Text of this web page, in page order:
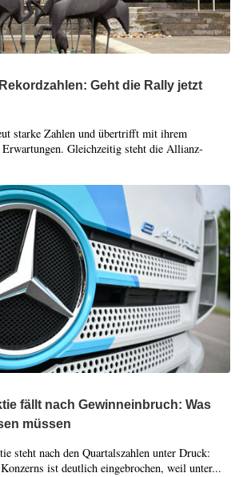
Geht die Rally jetzt
starke Zahlen und übertrifft mit ihrem
Gleichzeitig steht die Allianz-
fällt nach Gewinneinbruch: Was
müssen
steht nach den Quartalszahlen unter Druck:
ist deutlich eingebrochen, weil unter...